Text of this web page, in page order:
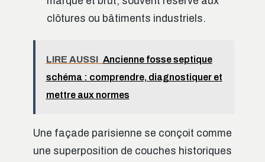
clôtures ou bâtiments industriels.
LIRE AUSSI Ancienne fosse septique
schéma : comprendre, diagnostiquer et
mettre aux normes
Une façade parisienne se conçoit comme
une superposition de couches historiques